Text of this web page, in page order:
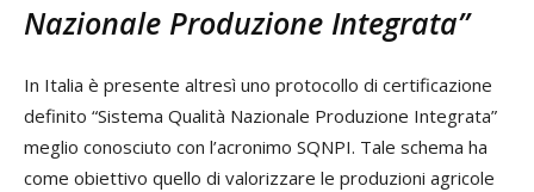
Nazionale Produzione Integrata”
In Italia è presente altresì uno protocollo di certificazione
definito “Sistema Qualità Nazionale Produzione Integrata”
meglio conosciuto con l’acronimo SQNPI. Tale schema ha
come obiettivo quello di valorizzare le produzioni agricole